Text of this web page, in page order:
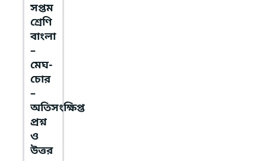
সপ্তম
শ্রেণি
বাংলা
–
মেঘ-
চোর
–
অতিসংক্ষিপ্ত
প্রশ্ন
ও
উত্তর